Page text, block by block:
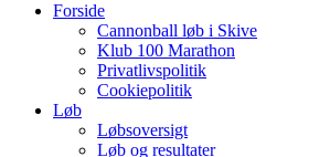
Forside
Cannonball løb i Skive
Klub 100 Marathon
Privatlivspolitik
Cookiepolitik
Løb
Løbsoversigt
Løb og resultater